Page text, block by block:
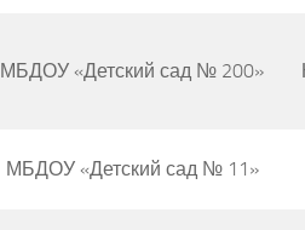
МБДОУ «Детский сад № 200»
МБДОУ «Детский сад № 11»